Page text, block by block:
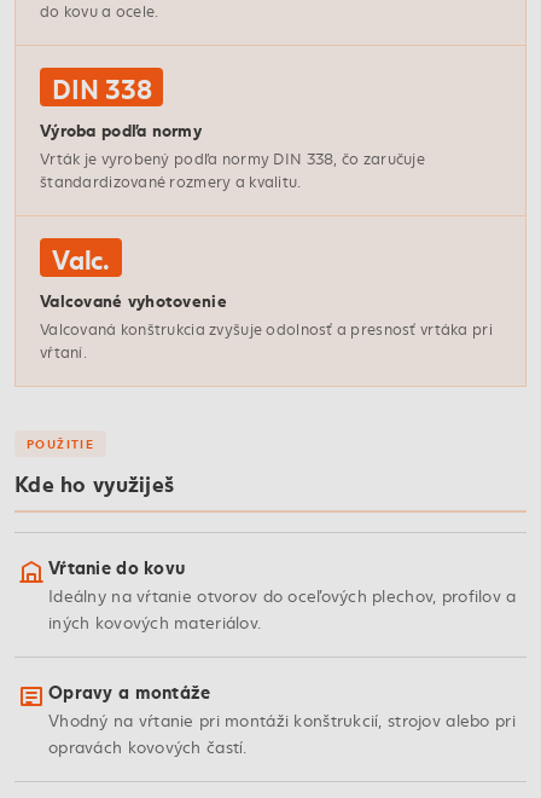
do kovu a ocele.
DIN 338
Výroba podľa normy
Vrták je vyrobený podľa normy DIN 338, čo zaručuje
štandardizované rozmery a kvalitu.
Valc.
Valcované vyhotovenie
Valcovaná konštrukcia zvyšuje odolnosť a presnosť vrtáka pri
vŕtaní.
POUŽITIE
Kde ho využiješ
Vŕtanie do kovu
Ideálny na vŕtanie otvorov do oceľových plechov, profilov a
iných kovových materiálov.
Opravy a montáže
Vhodný na vŕtanie pri montáži konštrukcií, strojov alebo pri
opravách kovových častí.